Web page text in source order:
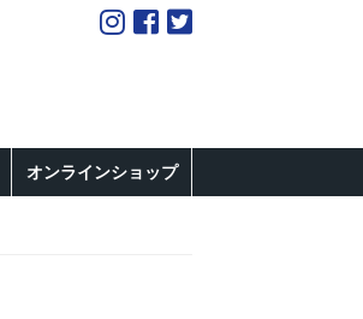
オンラインショップ